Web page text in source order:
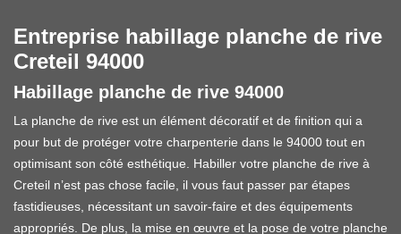
Entreprise habillage planche de rive
Creteil 94000
Habillage planche de rive 94000
La planche de rive est un élément décoratif et de finition qui a
pour but de protéger votre charpenterie dans le 94000 tout en
optimisant son côté esthétique. Habiller votre planche de rive à
Creteil n’est pas chose facile, il vous faut passer par étapes
fastidieuses, nécessitant un savoir-faire et des équipements
appropriés. De plus, la mise en œuvre et la pose de votre planche